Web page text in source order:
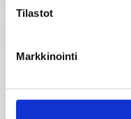
Tilastot
Markkinointi
2010
2015